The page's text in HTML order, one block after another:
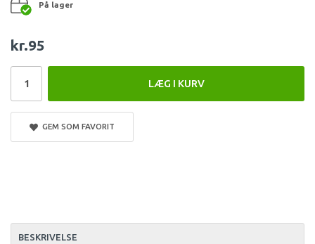
På lager
kr.95
LÆG I KURV
GEM SOM FAVORIT
BESKRIVELSE